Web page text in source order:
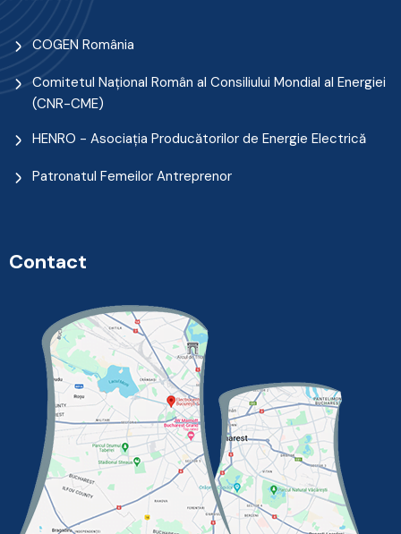
COGEN România
Comitetul Naţional Român al Consiliului Mondial al Energiei
(CNR-CME)
HENRO - Asociația Producătorilor de Energie Electrică
Patronatul Femeilor Antreprenor
Contact